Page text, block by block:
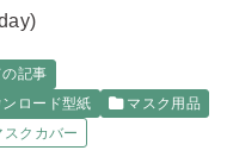
記事
ンロード型紙
マスク用品
スクカバー